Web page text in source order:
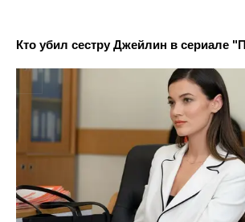
Кто убил сестру Джейлин в сериале